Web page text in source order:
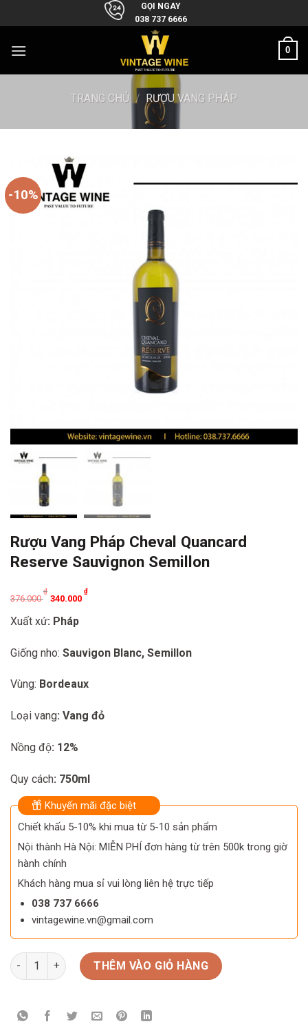
to
GỌI NGAY
038 737 6666
0
TRANG CHỦ / RƯỢU VANG PHÁP
-10%
Rượu Vang Pháp Cheval Quancard
Reserve Sauvignon Semillon
376.000
₫
Original
price
was:
376.000 ₫.
340.000
₫
Current
price
is:
340.000 ₫.
Xuất xứ: Pháp
Giống nho: Sauvigon Blanc, Semillon
Vùng: Bordeaux
Loại vang: Vang đỏ
Nồng độ: 12%
Quy cách: 750ml
Khuyến mãi đặc biệt
Chiết khấu 5-10% khi mua từ 5-10 sản phẩm
Nội thành Hà Nội: MIỄN PHÍ đơn hàng từ trên 500k trong giờ
hành chính
Khách hàng mua sỉ vui lòng liên hệ trực tiếp
038 737 6666
vintagewine.vn@gmail.com
Rượu Vang Pháp Cheval Quancard Reserve Sauvignon
THÊM VÀO GIỎ HÀNG